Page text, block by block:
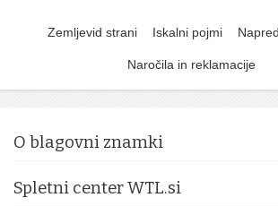
Zemljevid strani Iskalni pojmi
Naročila in reklamacije
O blagovni znamki
Spletni center WTL.si